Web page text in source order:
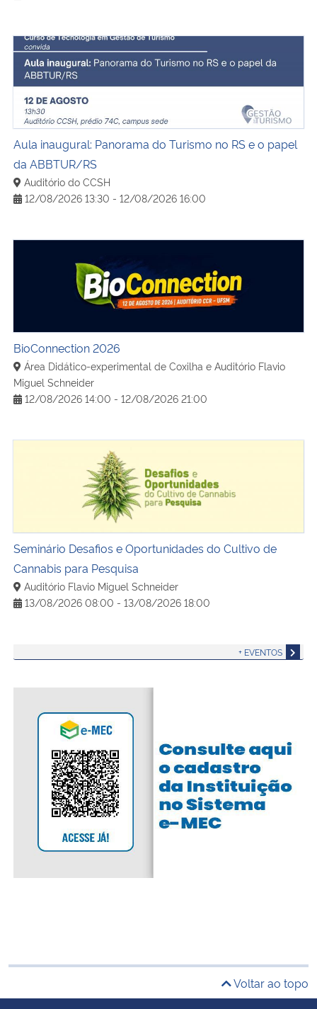
Aula inaugural: Panorama do Turismo no RS e o papel
Aula inaugural: Panorama do Turismo no RS e o papel
da ABBTUR/RS
Auditório do CCSH
12/08/2026 13:30 - 12/08/2026 16:00
BioConnection 2026
Área Didático-experimental de Coxilha e Auditório Flavio
Miguel Schneider
12/08/2026 14:00 - 12/08/2026 21:00
Seminário Desafios e Oportunidades do Cultivo de
Seminário Desafios e Oportunidades do Cultivo de
Cannabis para Pesquisa
Auditório Flavio Miguel Schneider
13/08/2026 08:00 - 13/08/2026 18:00
+ EVENTOS
Voltar ao topo